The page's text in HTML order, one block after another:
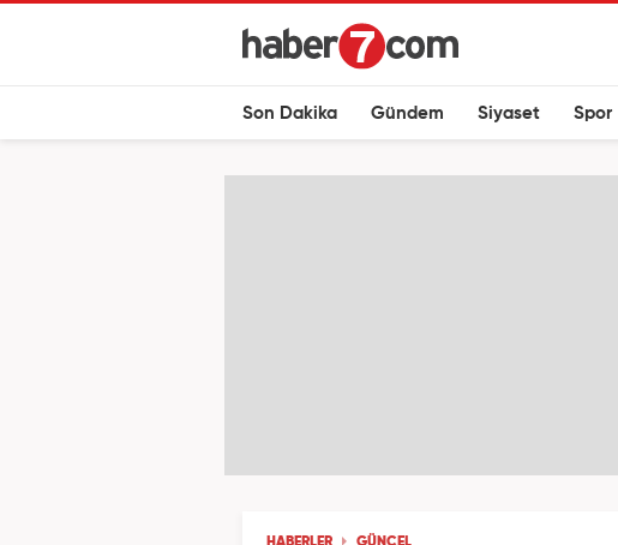
Son Dakika Gündem Siyaset Spor